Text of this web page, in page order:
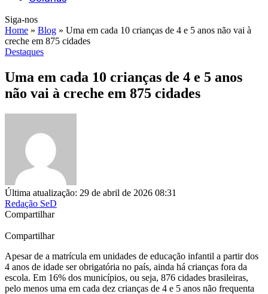
Siga-nos
Home » Blog » Uma em cada 10 crianças de 4 e 5 anos não vai à
creche em 875 cidades
Destaques
Uma em cada 10 crianças de 4 e 5 anos
não vai à creche em 875 cidades
Última atualização: 29 de abril de 2026 08:31
Redação SeD
Compartilhar
Compartilhar
Apesar de a matrícula em unidades de educação infantil a partir dos
4 anos de idade ser obrigatória no país, ainda há crianças fora da
escola. Em 16% dos municípios, ou seja, 876 cidades brasileiras,
pelo menos uma em cada dez crianças de 4 e 5 anos não frequenta